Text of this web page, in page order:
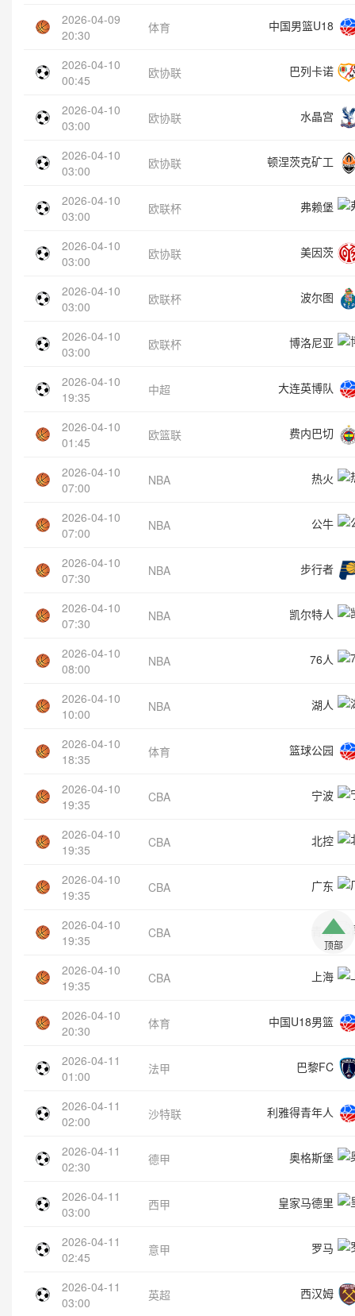
2026-04-09
20:30
体育 中国男篮U18
2026-04-10
00:45
欧协联 巴列卡诺
2026-04-10
03:00
欧协联 水晶宫
2026-04-10
03:00
欧协联 顿涅茨克矿工
2026-04-10
03:00
欧联杯 弗赖堡
2026-04-10
03:00
欧协联 美因茨
2026-04-10
03:00
欧联杯 波尔图
2026-04-10
03:00
欧联杯 博洛尼亚
2026-04-10
19:35
中超 大连英博队
2026-04-10
01:45
欧篮联 费内巴切
2026-04-10
07:00
NBA 热火
2026-04-10
07:00
NBA 公牛
2026-04-10
07:30
NBA 步行者
2026-04-10
07:30
NBA 凯尔特人
2026-04-10
08:00
NBA 76人
2026-04-10
10:00
NBA 湖人
2026-04-10
18:35
体育 篮球公园
2026-04-10
19:35
CBA 宁波
2026-04-10
19:35
CBA 北控
2026-04-10
19:35
CBA 广东
2026-04-10
19:35
CBA 青岛
2026-04-10
19:35
CBA 上海
2026-04-10
20:30
体育 中国U18男篮
2026-04-11
01:00
法甲 巴黎FC
2026-04-11
02:00
沙特联 利雅得青年人
2026-04-11
02:30
德甲 奥格斯堡
2026-04-11
03:00
西甲 皇家马德里
2026-04-11
02:45
意甲 罗马
2026-04-11
03:00
英超 西汉姆
顶部